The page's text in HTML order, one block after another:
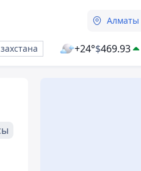
Алматы
+24°$469.93